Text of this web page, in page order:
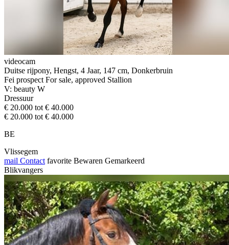
videocam
Duitse rijpony, Hengst, 4 Jaar, 147 cm, Donkerbruin
Fei prospect For sale, approved Stallion
V: beauty W
Dressuur
€ 20.000 tot € 40.000
€ 20.000 tot € 40.000
BE
Vlissegem
mail Contact favorite Bewaren Gemarkeerd
Blikvangers